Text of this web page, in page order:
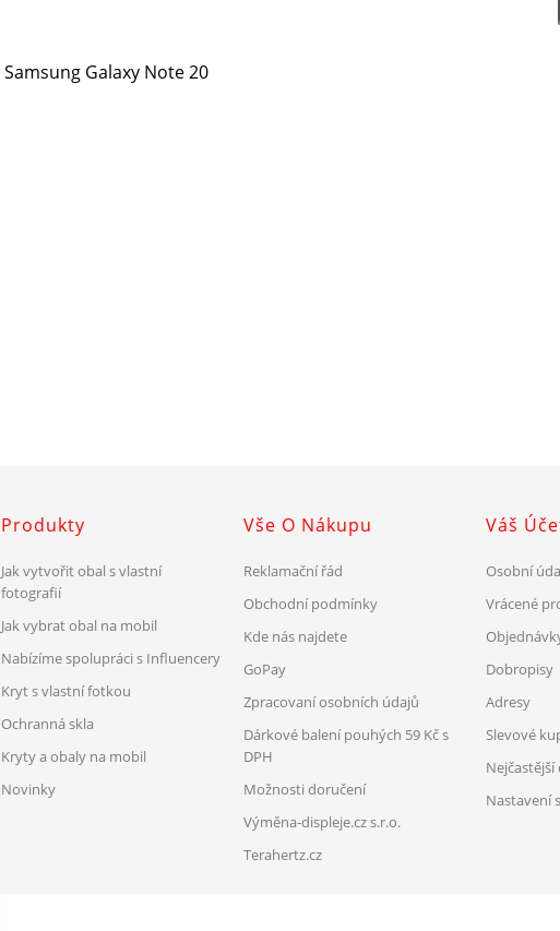
Samsung Galaxy Note 20
Produkty
Jak vytvořit obal s vlastní
fotografií
Jak vybrat obal na mobil
Nabízíme spolupráci s Influencery
Kryt s vlastní fotkou
Ochranná skla
Kryty a obaly na mobil
Novinky
Vše O Nákupu
Reklamační řád
Obchodní podmínky
Kde nás najdete
GoPay
Zpracovaní osobních údajů
Dárkové balení pouhých 59 Kč s
DPH
Možnosti doručení
Výměna-displeje.cz s.r.o.
Terahertz.cz
Váš
Osobní
Vrácené
Dobropisy
Adresy
Slevové
Nastavení